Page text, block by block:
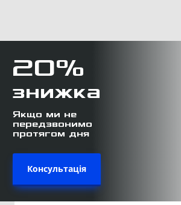
20%
знижка
Якщо ми не
передзвонимо
протягом дня
Консультація